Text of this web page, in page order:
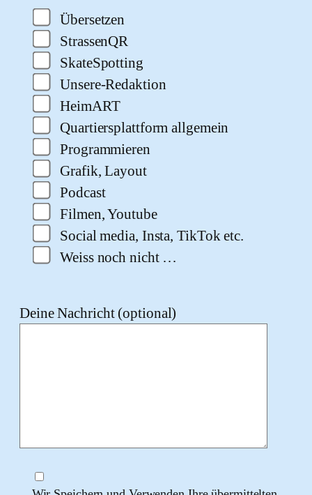
Übersetzen
StrassenQR
SkateSpotting
Unsere-Redaktion
HeimART
Quartiersplattform allgemein
Programmieren
Grafik, Layout
Podcast
Filmen, Youtube
Social media, Insta, TikTok etc.
Weiss noch nicht …
Deine Nachricht (optional)